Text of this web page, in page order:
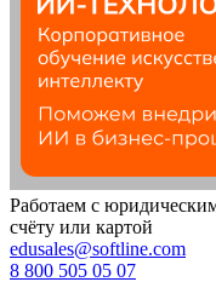
Работаем с
счёту или картой
edusales@softline.com
8 800 505 05 07